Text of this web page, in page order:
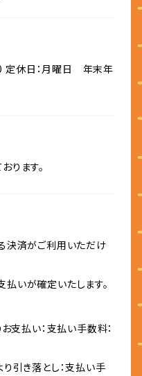
定休日：月曜日 年末年
ります。
決済がご利用いただけ
いが確定いたします。
支払い：支払い手数料：
引き落とし：支払い手